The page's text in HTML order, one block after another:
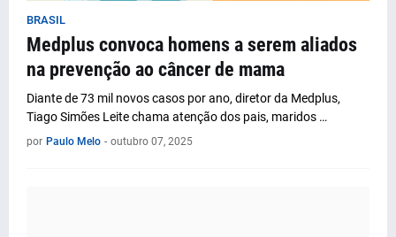
BRASIL
Medplus convoca homens a serem aliados
na prevenção ao câncer de mama
Diante de 73 mil novos casos por ano, diretor da Medplus,
Tiago Simões Leite chama atenção dos pais, maridos …
por Paulo Melo - outubro 07, 2025